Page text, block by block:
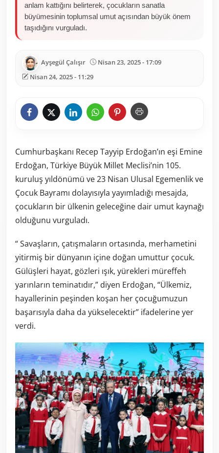
anlam kattığını belirterek, çocukların sanatla
büyümesinin toplumsal umut açısından büyük önem
taşıdığını vurguladı.
Ayşegül Çalışır
Nisan 23, 2025 - 17:09
Nisan 24, 2025 - 11:29
Cumhurbaşkanı Recep Tayyip Erdoğan’ın eşi Emine
Erdoğan, Türkiye Büyük Millet Meclisi’nin 105.
kuruluş yıldönümü ve 23 Nisan Ulusal Egemenlik ve
Çocuk Bayramı dolayısıyla yayımladığı mesajda,
çocukların bir ülkenin geleceğine dair umut kaynağı
olduğunu vurguladı.
“ Savaşların, çatışmaların ortasında, merhametini
yitirmiş bir dünyanın içine doğan umuttur çocuk.
Gülüşleri hayat, gözleri ışık, yürekleri müreffeh
yarınların teminatıdır,” diyen Erdoğan, “Ülkemiz,
hayallerinin peşinden koşan her çocuğumuzun
başarısıyla daha da yükselecektir” ifadelerine yer
verdi.